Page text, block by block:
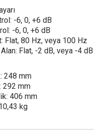
-6, 0, +6 dB
-6, 0, +6 dB
Flat, 80 Hz, veya 100 Hz
Flat, -2 dB, veya -4 dB
248 mm
292 mm
406 mm
kg